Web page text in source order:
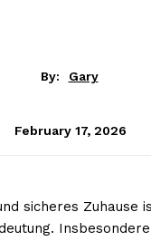
By: Gary
February 17, 2026
sicheres Zuhause